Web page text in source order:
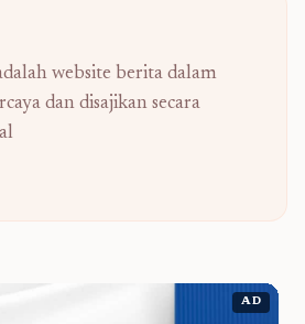
website berita dalam
dan disajikan secara
AD